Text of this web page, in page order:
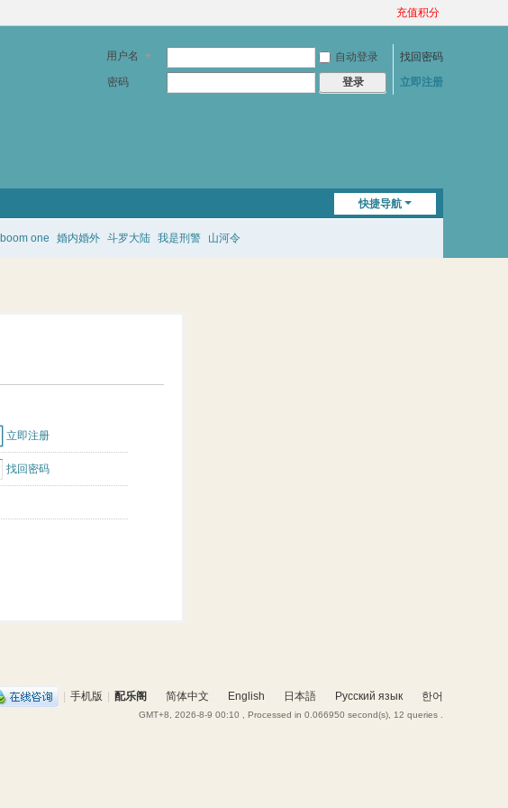
充值积分
用户名 自动登录
找回密码
密码
登录 立即注册
快捷导航
boom one 婚内婚外 斗罗大陆 我是刑警 山河令
立即注册
找回密码
| 手机版 | 配乐阁 简体中文 English 日本語 Русский язык 한어
GMT+8, 2026-8-9 00:10 , Processed in 0.066950 second(s), 12 queries .